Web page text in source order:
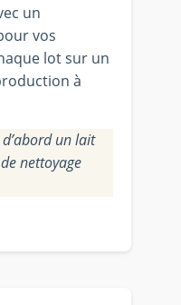
un
vos
lot sur un
à
un lait
nettoyage